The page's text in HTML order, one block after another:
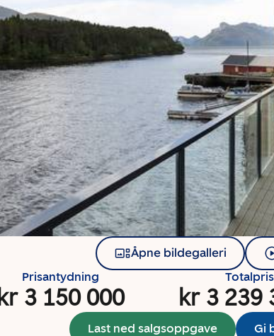
Åpne bildegalleri
Prisantydning
kr 3 150 000
Totalpris
kr 3 239
Last ned salgsoppgave Gi